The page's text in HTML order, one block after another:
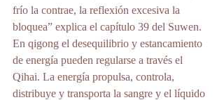
frío la contrae, la reflexión excesiva la
bloquea” explica el capítulo 39 del Suwen.
En qigong el desequilibrio y estancamiento
de energía pueden regularse a través el
Qihai. La energía propulsa, controla,
distribuye y transporta la sangre y el líquido